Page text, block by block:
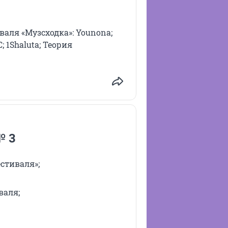
«Музсходка»: Younona;
1Shaluta; Теория
3